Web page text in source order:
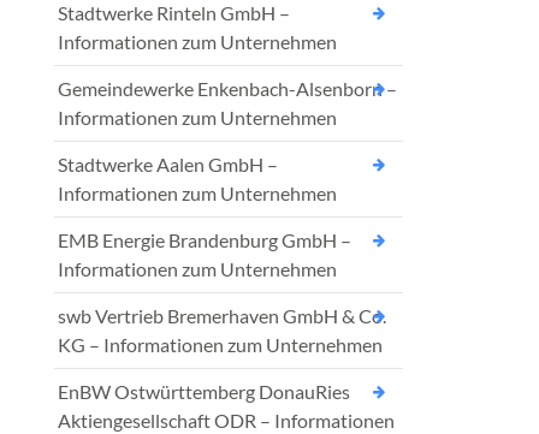
Stadtwerke Rinteln GmbH –
Informationen zum Unternehmen
Gemeindewerke Enkenbach-Alsenborn –
Informationen zum Unternehmen
Stadtwerke Aalen GmbH –
Informationen zum Unternehmen
EMB Energie Brandenburg GmbH –
Informationen zum Unternehmen
swb Vertrieb Bremerhaven GmbH & Co.
KG – Informationen zum Unternehmen
EnBW Ostwürttemberg DonauRies
Aktiengesellschaft ODR – Informationen